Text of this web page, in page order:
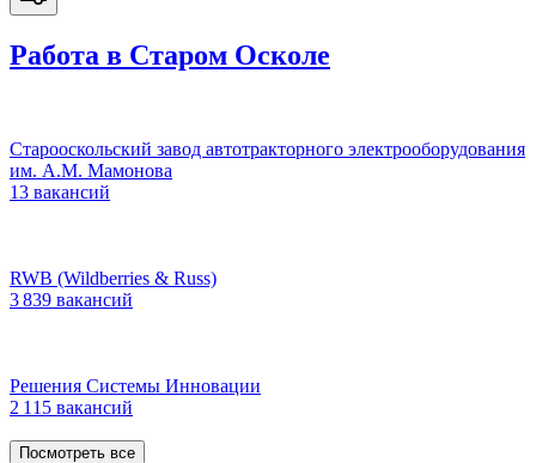
Работа в Старом Осколе
Старооскольский завод автотракторного электрооборудования
им. А.М. Мамонова
13 вакансий
RWB (Wildberries & Russ)
3 839 вакансий
Решения Системы Инновации
2 115 вакансий
Посмотреть все